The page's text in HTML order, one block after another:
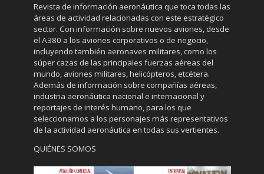
Revista de información aeronáutica que toca todas las
áreas de actividad relacionadas con este estratégico
sector. Con información sobre nuevos aviones, desde
el A380 a los aviones corporativos o de negocio,
incluyendo también aeronaves militares, como los
súper cazas de las principales fuerzas aéreas del
mundo, aviones militares, helicópteros, etcétera.
Además de información sobre compañías aéreas,
industria aeronáutica nacional e internacional y
reportajes de interés humano, para los que
seleccionamos a los personajes más representativos
de la actividad aeronáutica en todas sus vertientes.
QUIÉNES SOMOS